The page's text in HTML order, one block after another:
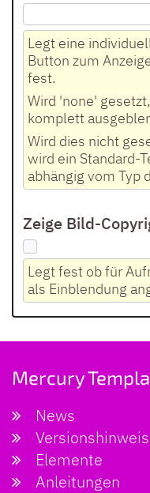
Legt eine
Button zum
fest.
Wird 'none'
komplett
Wird dies nicht
wird ein Standard-
abhängig vom Typ
Zeige Bild-
Legt fest ob für
als Einblendung
Mercury
News
Elemente
Anleitungen